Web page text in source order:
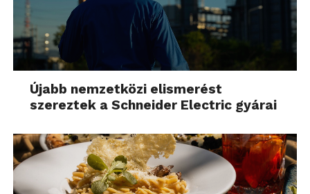
Újabb nemzetközi elismerést
szereztek a Schneider Electric gyárai